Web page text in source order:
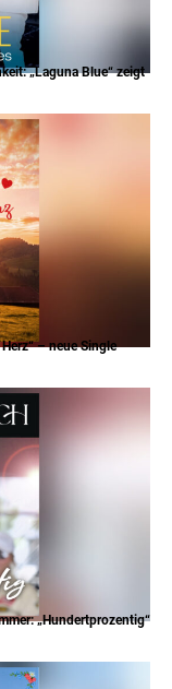
„Laguna Blue“ zeigt
– neue Single
„Hundertprozentig“